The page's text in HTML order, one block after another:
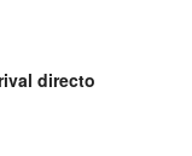
directo